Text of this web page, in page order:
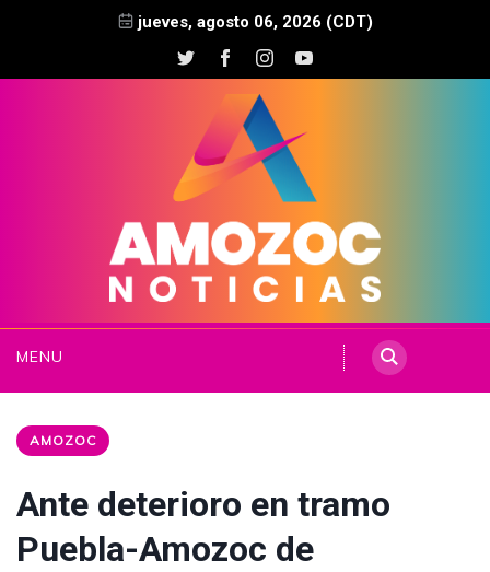
jueves, agosto 06, 2026 (CDT)
MENU
AMOZOC
Ante deterioro en tramo
Puebla-Amozoc de